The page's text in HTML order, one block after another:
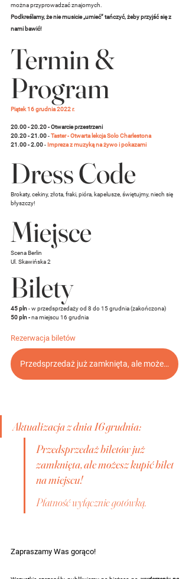
można przyprowadzać znajomych.
Podkreślamy, że nie musicie „umieć” tańczyć, żeby przyjść się z
nami bawić!
Termin &
Program
Piątek 16 grudnia 2022 r.
20.00 - 20.20 - Otwarcie przestrzeni
20.20 - 21.00 - Taster - Otwarta lekcja Solo Charlestona
21.00 - 2.00 - Impreza z muzyką na żywo i pokazami
Dress Code
Brokaty, cekiny, złota, fraki, pióra, kapelusze, świętujmy, niech się
błyszczy!
Miejsce
Scena Berlin
Ul. Skawińska 2
Bilety
45 pln - w przedsprzedaży od 8 do 15 grudnia (zakończona)
50 pln - na miejscu 16 grudnia
Rezerwacja biletów
Przedsprzedaż już zamknięta, ale możesz kupić bilet na miejscu!
Aktualizacja z dnia 16 grudnia:
Przedsprzedaż biletów już
zamknięta, ale możesz kupić bilet
na miejscu!
Płatność wyłącznie gotówką.
Zapraszamy Was gorąco!